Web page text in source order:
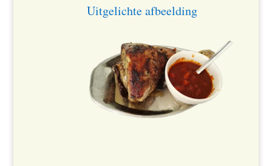
Uitgelichte afbeelding